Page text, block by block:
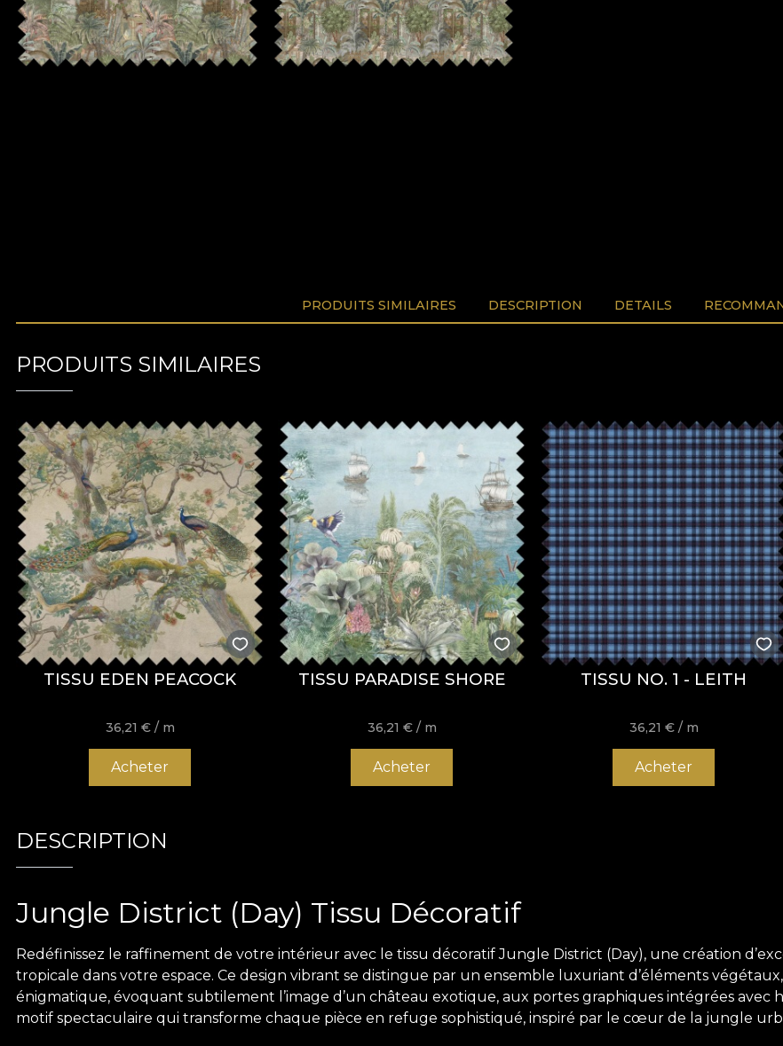
PRODUITS SIMILAIRES DESCRIPTION DETAILS
PRODUITS SIMILAIRES
TISSU EDEN PEACOCK
36,21 € / m
Acheter
TISSU PARADISE SHORE
36,21 € / m
Acheter
TISSU NO. 1 - LEITH
36,21 € / m
Acheter
DESCRIPTION
Jungle District (Day) Tissu Décoratif
Redéfinissez le raffinement de votre intérieur avec le tissu décoratif Jungle District (Day), une création
tropicale dans votre espace. Ce design vibrant se distingue par un ensemble luxuriant d’éléments
énigmatique, évoquant subtilement l’image d’un château exotique, aux portes graphiques intégrées avec
motif spectaculaire qui transforme chaque pièce en refuge sophistiqué, inspiré par le cœur de la jungle